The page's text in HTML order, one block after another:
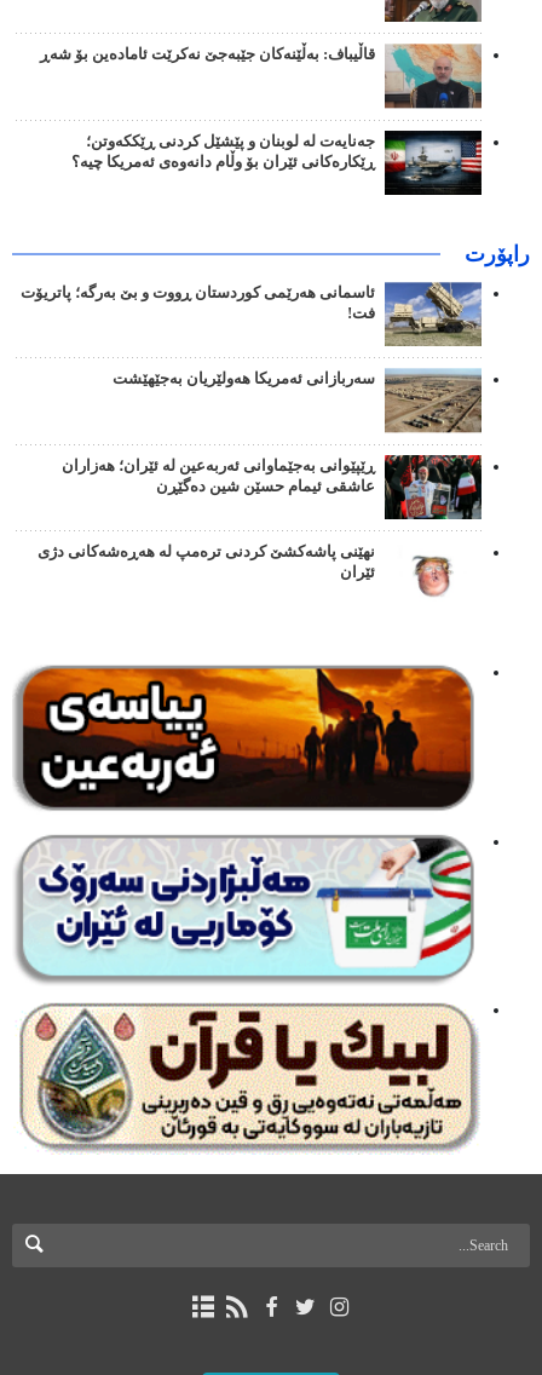
قاڵیباف: بەڵێنەکان جێبەجێ نەکرێت ئامادەین بۆ شەڕ
جەنایەت لە لوبنان و پێشێل کردنی ڕێککەوتن؛
ڕێکارەکانی ئێران بۆ وڵام دانەوەی ئەمریکا چیە؟
راپۆرت
ئاسمانی هەرێمی کوردستان ڕووت و بێ بەرگە؛ پاتریۆت
فت!
سەربازانی ئەمریکا هەولێریان بەجێهێشت
ڕێپێوانی بەجێماوانی ئەربەعین لە ئێران؛ هەزاران
عاشقی ئیمام حسێن شین دەگێڕن
نهێنی پاشەکشێ کردنی ترەمپ لە هەڕەشەکانی دژی
ئێران